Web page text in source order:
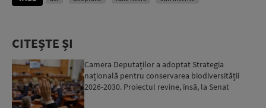
CITEȘTE ȘI
Camera Deputaților a adoptat Strategia
națională pentru conservarea biodiversității
2026-2030. Proiectul revine, însă, la Senat